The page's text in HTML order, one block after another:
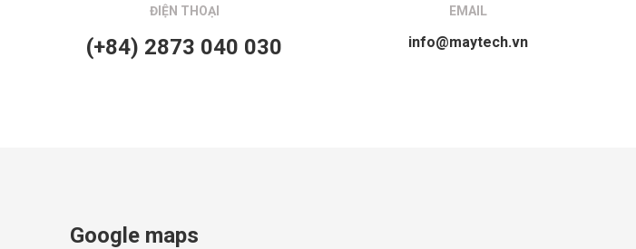
ĐIỆN THOẠI
(+84) 2873 040 030
EMAIL
info@maytech.vn
Google maps